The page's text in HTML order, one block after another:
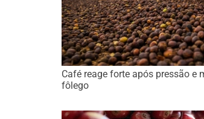
Café reage forte após pressão e
fôlego